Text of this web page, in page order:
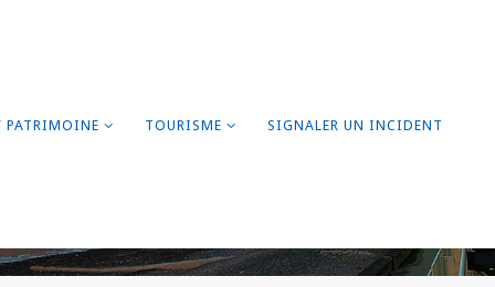
PATRIMOINE TOURISME SIGNALER UN INCIDENT